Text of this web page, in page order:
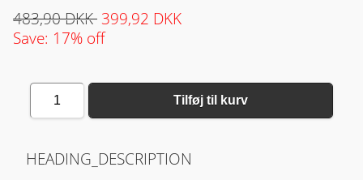
483,90 DKK 399,92 DKK
Save: 17% off
1 Tilføj til kurv
HEADING_DESCRIPTION